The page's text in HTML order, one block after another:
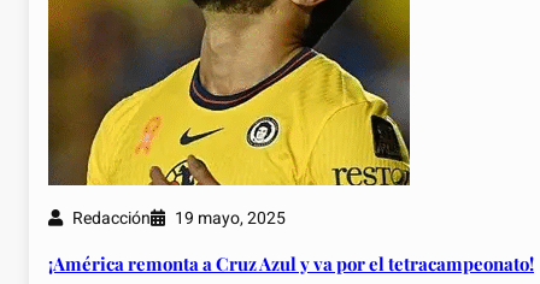
Redacción 19 mayo, 2025
¡América remonta a Cruz Azul y va por el tetracampeonato!